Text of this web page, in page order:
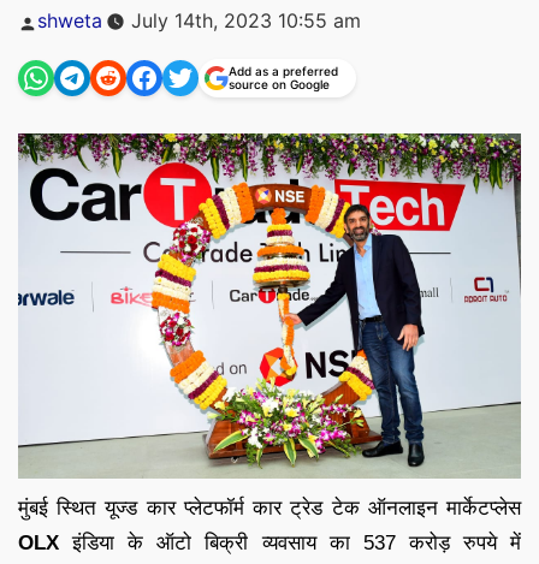
Posted
by
shweta July 14th, 2023 10:55 am
Add as a preferred
source on Google
मुंबई स्थित यूज्ड कार प्लेटफॉर्म कार ट्रेड टेक ऑनलाइन मार्केटप्लेस
OLX इंडिया के ऑटो बिक्री व्यवसाय का 537 करोड़ रुपये में